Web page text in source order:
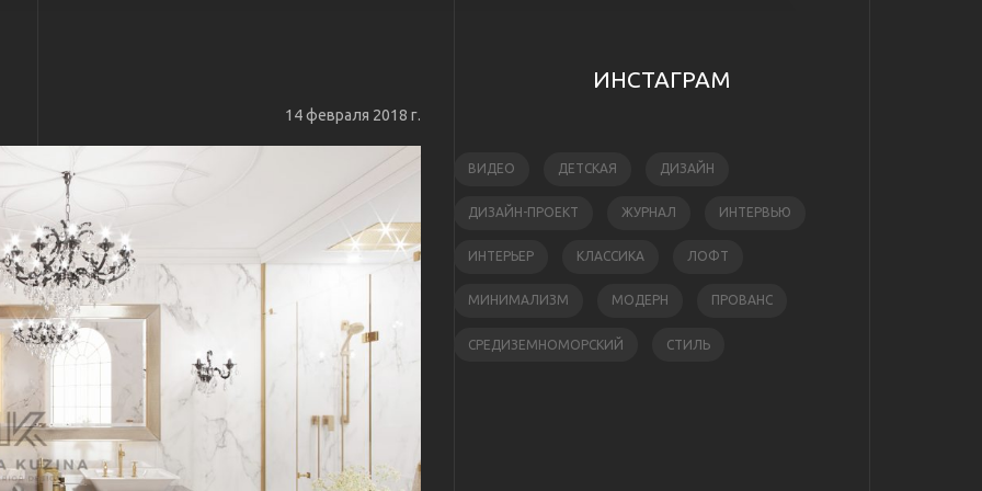
14 февраля 2018 г.
ИНСТАГРАМ
ВИДЕО ДЕТСКАЯ ДИЗАЙН
ДИЗАЙН-ПРОЕКТ ЖУРНАЛ ИНТЕРВЬЮ
ИНТЕРЬЕР КЛАССИКА ЛОФТ
МИНИМАЛИЗМ МОДЕРН ПРОВАНС
СРЕДИЗЕМНОМОРСКИЙ СТИЛЬ